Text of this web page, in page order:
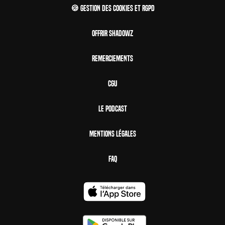
🍪 Gestion des cookies et RGPD
Offrir Shadowz
Remerciements
CGU
Le Podcast
Mentions Légales
FAQ